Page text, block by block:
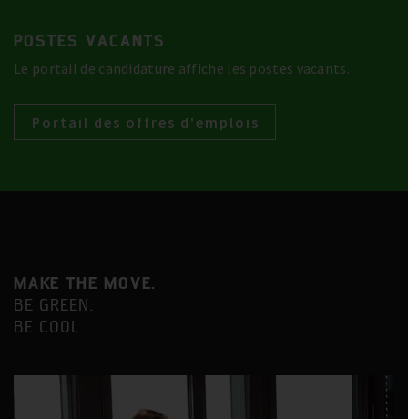
POSTES VACANTS
Le portail de candidature affiche les postes vacants.
Portail des offres d'emplois
MAKE THE MOVE.
BE GREEN.
BE COOL.